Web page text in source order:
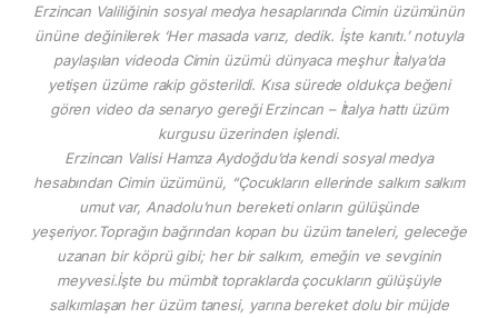
Erzincan Valiliğinin sosyal medya hesaplarında Cimin üzümünün
ününe değinilerek ‘Her masada varız, dedik. İşte kanıtı.’ notuyla
paylaşılan videoda Cimin üzümü dünyaca meşhur İtalya’da
yetişen üzüme rakip gösterildi. Kısa sürede oldukça beğeni
gören video da senaryo gereği Erzincan – İtalya hattı üzüm
kurgusu üzerinden işlendi.
Erzincan Valisi Hamza Aydoğdu’da kendi sosyal medya
hesabından Cimin üzümünü, “Çocukların ellerinde salkım salkım
umut var, Anadolu’nun bereketi onların gülüşünde
yeşeriyor.Toprağın bağrından kopan bu üzüm taneleri, geleceğe
uzanan bir köprü gibi; her bir salkım, emeğin ve sevginin
meyvesi.İşte bu mümbit topraklarda çocukların gülüşüyle
salkımlaşan her üzüm tanesi, yarına bereket dolu bir müjde